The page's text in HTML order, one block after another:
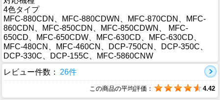
4色タイプ
MFC-880CDN、MFC-880CDWN、MFC-870CDN、MFC-
860CDN、MFC-850CDN、MFC-850CDWN、 MFC-
650CD、MFC-650CDW、MFC-630CD、MFC-630CD、
MFC-480CN、MFC-460CN、DCP-750CN、DCP-350C、
DCP-330C、DCP-155C、MFC-5860CNW
レビュー件数：
26件
この商品の平均評価： 4.42